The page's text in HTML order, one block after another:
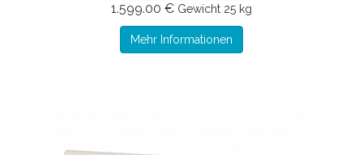
1.599.00 € Gewicht 25 kg
Mehr Informationen